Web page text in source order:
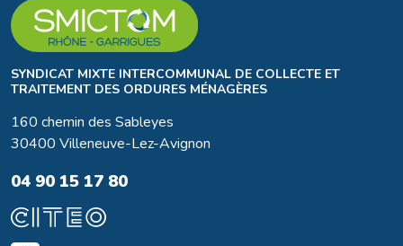
SYNDICAT MIXTE INTERCOMMUNAL DE COLLECTE ET
TRAITEMENT DES ORDURES MÉNAGÈRES
160 chemin des Sableyes
30400 Villeneuve-Lez-Avignon
04 90 15 17 80